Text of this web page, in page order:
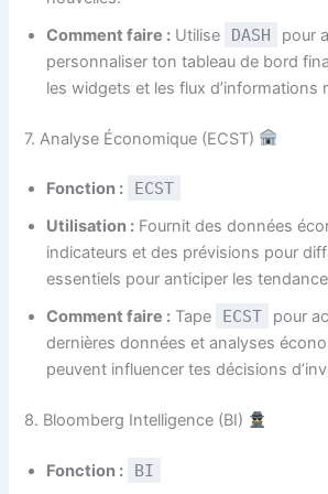
Comment faire : Utilise DASH
pour
personnaliser ton tableau de bord
les widgets et les flux d’informations
7. Analyse Économique (ECST)
Fonction : ECST
Utilisation : Fournit des données
indicateurs et des prévisions pour
essentiels pour anticiper les
Comment faire : Tape ECST
pour
dernières données et analyses
peuvent influencer tes décisions
8. Bloomberg Intelligence (BI)
Fonction : BI